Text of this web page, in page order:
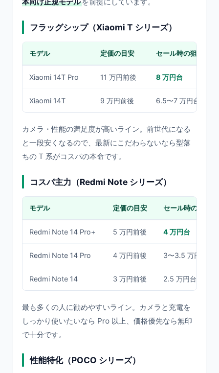
フラッグシップ（Xiaomi T シリーズ）
モデル 定価の目安 セール時の狙い価
Xiaomi 14T Pro 11 万円前後 8 万円台
Xiaomi 14T 9 万円前後 6.5〜7 万円台
カメラ・性能の満足度が高いライン。前世代になる
と一段安くなるので、最新にこだわらないなら型落
ちの T 系がコスパの本命です。
コスパ主力（Redmi Note シリーズ）
モデル 定価の目安 セール時の狙い
Redmi Note 14 Pro+ 5 万円前後 4 万円台
Redmi Note 14 Pro 4 万円前後 3〜3.5 万円台
Redmi Note 14 3 万円前後 2.5 万円台
最も多くの人に勧めやすいライン。カメラと充電を
しっかり使いたいなら Pro 以上、価格優先なら無印
で十分です。
性能特化（POCO シリーズ）